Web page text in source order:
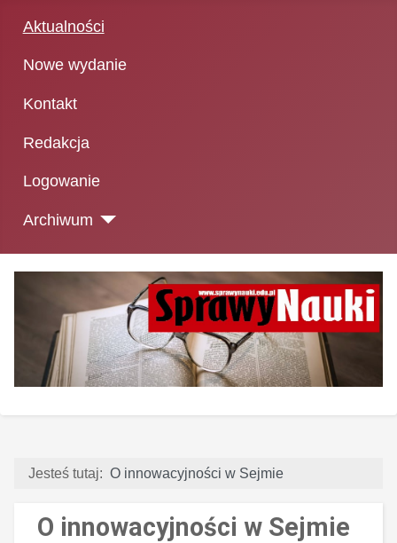
Aktualności
Nowe wydanie
Kontakt
Redakcja
Logowanie
Archiwum
Jesteś tutaj: O innowacyjności w Sejmie
O innowacyjności w Sejmie